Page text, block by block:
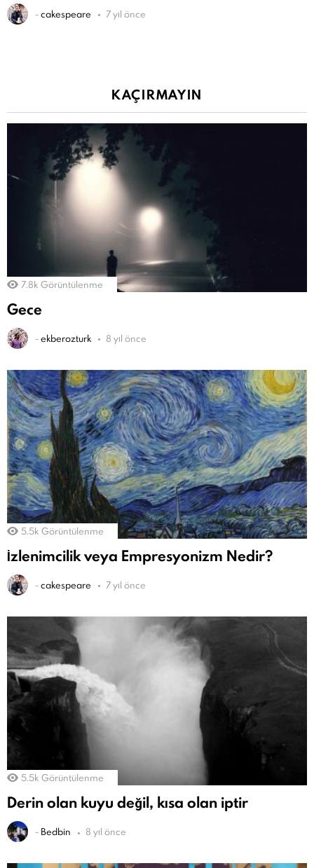
-cakespeare 7 yıl önce
KAÇIRMAYIN
7.8k Görüntülenme
Gece
-ekberozturk 8 yıl önce
5.5k Görüntülenme
İzlenimcilik veya Empresyonizm Nedir?
-cakespeare 7 yıl önce
5.5k Görüntülenme
Derin olan kuyu değil, kısa olan iptir
- Bedbin 8 yıl önce